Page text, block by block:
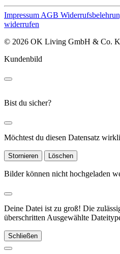
ImpressumAGB
widerrufen
© 2026 OK Living GmbH & Co.
Kundenbild
Bist du sicher?
Möchtest du diesen Datensatz
Stornieren Löschen
Bilder können nicht hochgeladen
Deine Datei ist zu groß! Die
überschrittenAusgewählte
Schließen